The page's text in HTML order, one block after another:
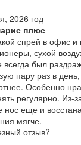
2026 год
плюс
спрей в офис и
сухой
всегда был
пару раз в
Особенно
регулярно. Из-
нос еще и
мягче.
отзыв?